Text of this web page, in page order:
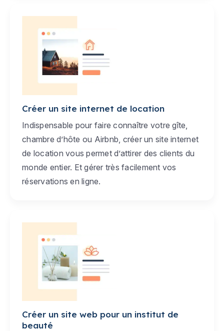
Créer un site internet de location
Indispensable pour faire connaître votre gîte,
chambre d’hôte ou Airbnb, créer un site internet
de location vous permet d’attirer des clients du
monde entier. Et gérer très facilement vos
réservations en ligne.
Créer un site web pour un institut de
beauté